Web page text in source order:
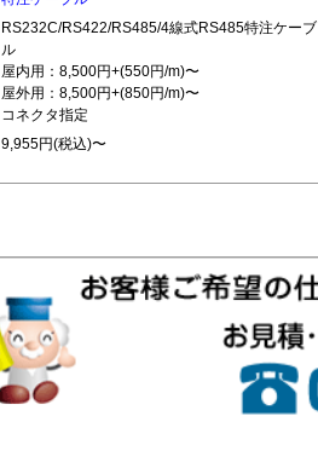
RS232C/RS422/RS485/4線式RS485特注ケーブ
ル
屋内用：8,500円+(550円/m)〜
屋外用：8,500円+(850円/m)〜
コネクタ指定
9,955円(税込)〜